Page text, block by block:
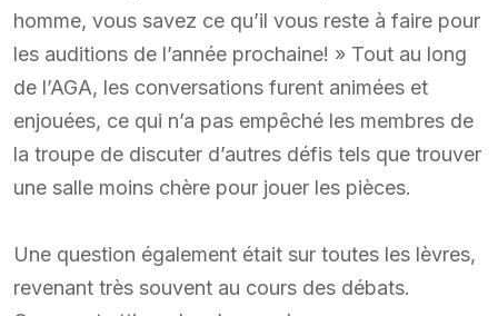
homme, vous savez ce qu’il vous reste à faire pour
les auditions de l’année prochaine! » Tout au long
de l’AGA, les conversations furent animées et
enjouées, ce qui n’a pas empêché les membres de
la troupe de discuter d’autres défis tels que trouver
une salle moins chère pour jouer les pièces.
Une question également était sur toutes les lèvres,
revenant très souvent au cours des débats.